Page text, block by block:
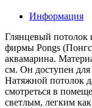
Информация
Глянцевый потолок
фирмы Pongs
аквамарина.
см. Он доступен для
Натяжной потолок
смотреться в
светлым, легким